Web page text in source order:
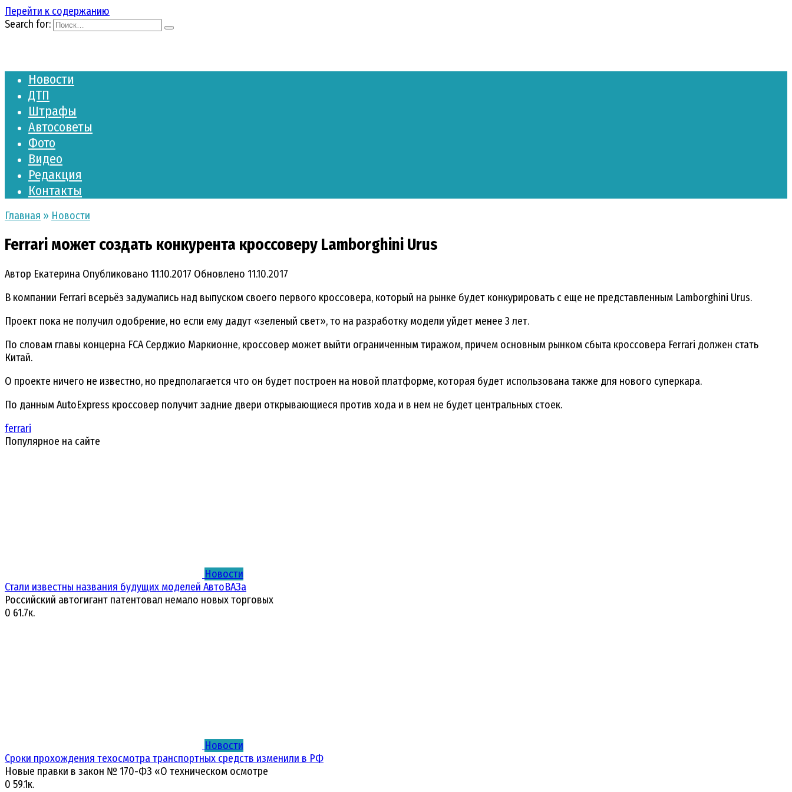
Перейти к содержанию
Search for:
Новости
ДТП
Штрафы
Автосоветы
Фото
Видео
Редакция
Контакты
Главная » Новости
Ferrari может создать конкурента кроссоверу Lamborghini Urus
Автор Екатерина Опубликовано 11.10.2017 Обновлено 11.10.2017
В компании Ferrari всерьёз задумались над выпуском своего первого кроссовера, который на рынке будет конкурировать с еще не представленным Lamborghini Urus.
Проект пока не получил одобрение, но если ему дадут «зеленый свет», то на разработку модели уйдет менее 3 лет.
По словам главы концерна FCA Серджио Маркионне, кроссовер может выйти ограниченным тиражом, причем основным рынком сбыта кроссовера Ferrari должен стать
Китай.
О проекте ничего не известно, но предполагается что он будет построен на новой платформе, которая будет использована также для нового суперкара.
По данным AutoExpress кроссовер получит задние двери открывающиеся против хода и в нем не будет центральных стоек.
ferrari
Популярное на сайте
Новости
Стали известны названия будущих моделей АвтоВАЗа
Российский автогигант патентовал немало новых торговых
0 61.7к.
Новости
Сроки прохождения техосмотра транспортных средств изменили в РФ
Новые правки в закон № 170-ФЗ «О техническом осмотре
0 59.1к.